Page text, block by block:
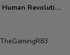
Deus Ex - Human Revolution Xbox 360
TheGamingR83